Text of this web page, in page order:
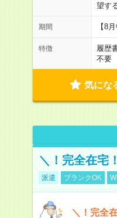
望す
期間 【8
特徴 履歴
不要
気にな
＼！完全在宅
派遣 ブランクOK
＼！完全